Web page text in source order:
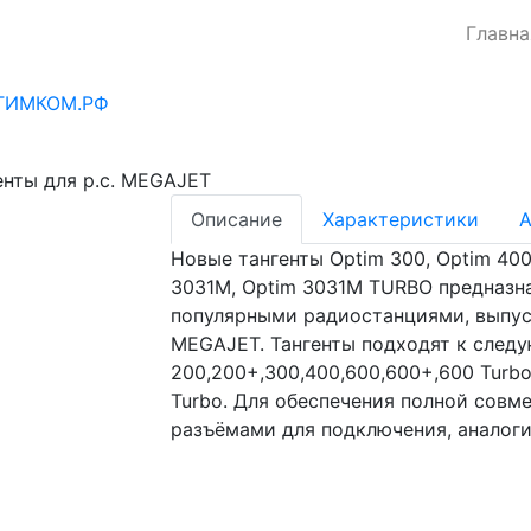
для р.с. MEGAJET
Описание
Характеристики
Новые тангенты Optim 300, Optim
3031M, Optim 3031M TURBO
популярными радиостанциями,
MEGAJET. Тангенты подходят к
200,200+,300,400,600,600+,600
Turbo. Для обеспечения полной
разъёмами для подключения,